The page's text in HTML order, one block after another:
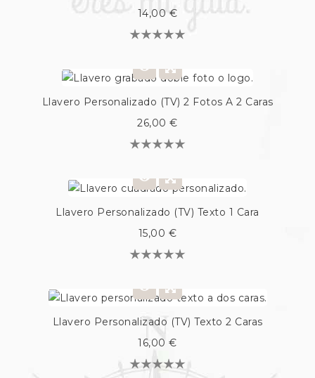
14,00 €
Llavero Personalizado (TV) 2 Fotos A 2 Caras
26,00 €
Llavero Personalizado (TV) Texto 1 Cara
15,00 €
Llavero Personalizado (TV) Texto 2 Caras
16,00 €